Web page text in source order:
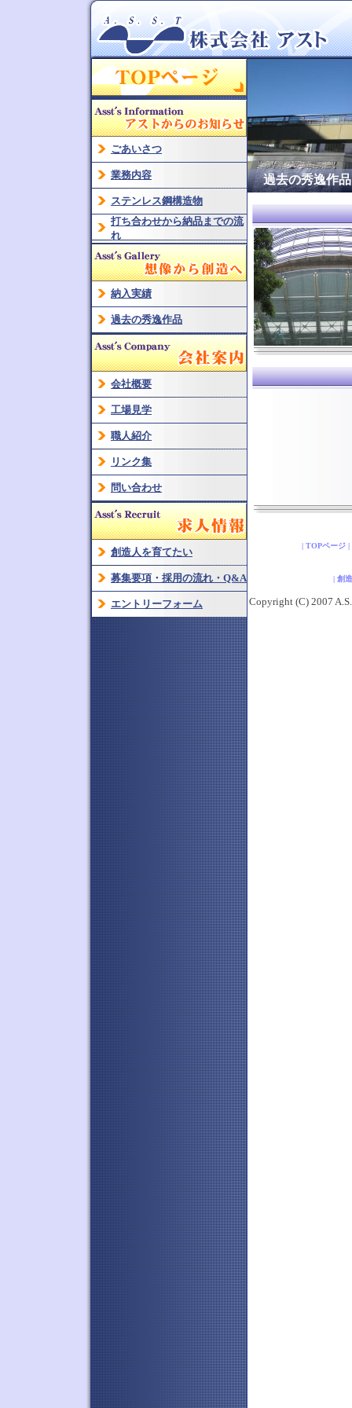
ごあいさつ
業務内容
ステンレス鋼構造物
打ち合わせから納品までの流
れ
納入実績
過去の秀逸作品
会社概要
工場見学
職人紹介
リンク集
問い合わせ
創造人を育てたい
募集要項・採用の流れ・Q&A
エントリーフォーム
過去の秀逸作品
| TOPページ |
| 創
Copyright (C) 2007